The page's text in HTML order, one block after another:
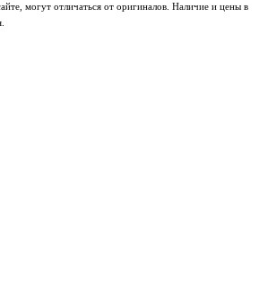
могут отличаться от оригиналов. Наличие и цены в